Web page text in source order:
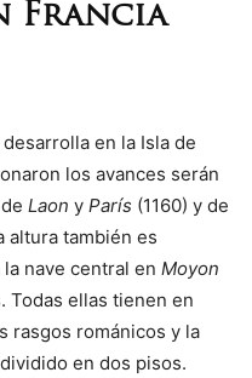
Francia
en la Isla de
los avances serán
Laon y París (1160) y de
altura también es
nave central en Moyon
Todas ellas tienen en
rasgos románicos y la
en dos pisos.